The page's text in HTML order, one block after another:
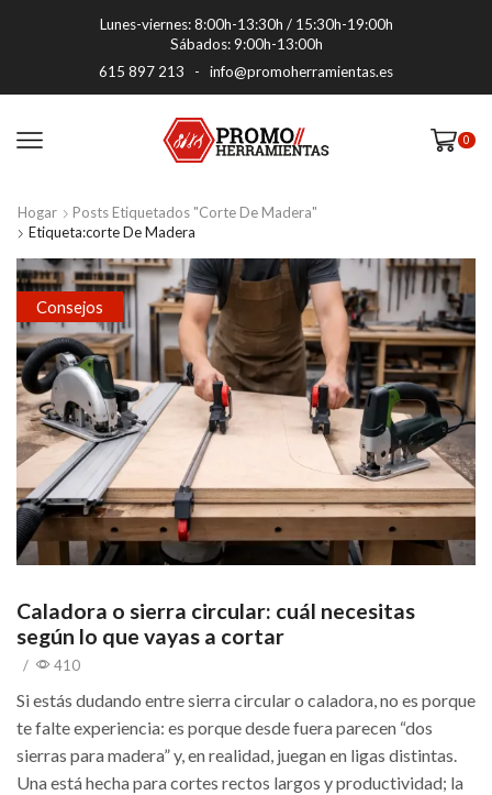
Lunes-viernes: 8:00h-13:30h / 15:30h-19:00h
Sábados: 9:00h-13:00h
615 897 213 - info@promoherramientas.es
0
Hogar
Posts Etiquetados "corte De Madera"
Etiqueta:corte De Madera
Consejos
Caladora o sierra circular: cuál necesitas
según lo que vayas a cortar
/ 410
Si estás dudando entre sierra circular o caladora, no es porque
te falte experiencia: es porque desde fuera parecen “dos
sierras para madera” y, en realidad, juegan en ligas distintas.
Una está hecha para cortes rectos largos y productividad; la